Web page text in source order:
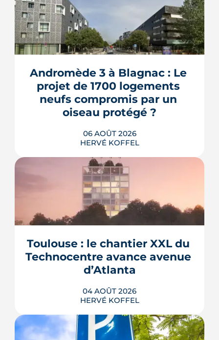
Andromède 3 à Blagnac : Le
projet de 1700 logements
neufs compromis par un
oiseau protégé ?
06 AOÛT 2026
HERVÉ KOFFEL
La troisième et dernière phase de
l'écoquartier Andromède doit livrer
près de 1 700 logements à partir de
protégé, la cisticole des joncs, contraint
fortement le plan d'aménagement et
repousse un calendrier déjà tendu.
LIRE L'ARTICLE
Toulouse : le chantier XXL du
Technocentre avance avenue
d’Atlanta
04 AOÛT 2026
HERVÉ KOFFEL